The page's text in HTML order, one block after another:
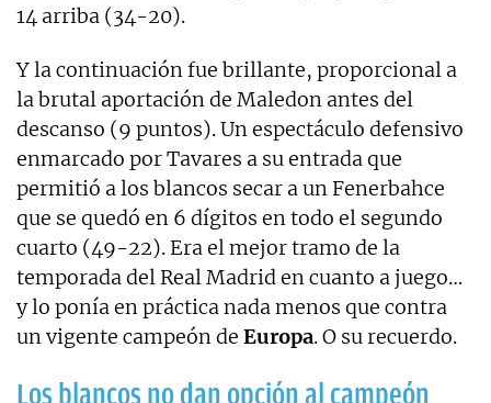
14 arriba (34-20).
Y la continuación fue brillante, proporcional a
la brutal aportación de Maledon antes del
descanso (9 puntos). Un espectáculo defensivo
enmarcado por Tavares a su entrada que
permitió a los blancos secar a un Fenerbahce
que se quedó en 6 dígitos en todo el segundo
cuarto (49-22). Era el mejor tramo de la
temporada del Real Madrid en cuanto a juego…
y lo ponía en práctica nada menos que contra
un vigente campeón de Europa. O su recuerdo.
Los blancos no dan opción al campeón